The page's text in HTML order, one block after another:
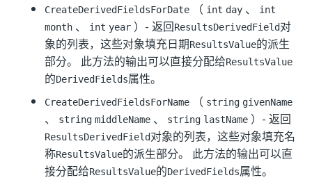
CreateDerivedFieldsForDate （ int day 、
int
month 、 int year ）- 返回ResultsDerivedField对
象的列表，这些对象填充日期ResultsValue的派生
部分。 此方法的输出可以直接分配给ResultsValue
的DerivedFields属性。
CreateDerivedFieldsForName （ string givenName
、 string middleName 、 string lastName ）- 返回
ResultsDerivedField对象的列表，这些对象填充名
称ResultsValue的派生部分。 此方法的输出可以直
接分配给ResultsValue的DerivedFields属性。